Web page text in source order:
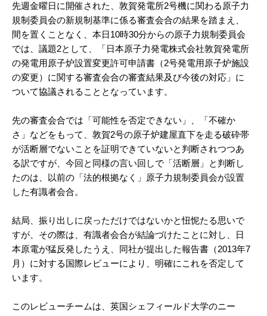
先週金曜日に開催された、敦賀発電所2号機に関わる原子力
規制委員会の新規制基準に係る審査会合の結果を踏まえ、
間を置くことなく、本日10時30分からの原子力規制委員会
では、議題2として、「日本原子力発電株式会社敦賀発電所
の発電用原子炉設置変更許可申請書（2号発電用原子炉施設
の変更）に関する審査会合の審査結果及び今後の対応」に
ついて協議されることとなっています。
先の審査会合では「可能性を否定できない」、「不確か
さ」などをもって、敦賀2号の原子炉建屋直下を走る破砕帯
が活断層でないことを証明できていないと判断されつつあ
る訳ですが、今回と同様の言い回しで「活断層」と判断し
たのは、以前の「法的根拠なく」原子力規制委員会が設置
した有識者会合。
結局、振り出しに戻っただけではないかと忸怩たる思いで
すが、その際は、有識者会合が結論づけたことに対し、日
本原電が猛反発したうえ、同社が提出した報告書（2013年7
月）に対する国際レビューにより、明確にこれを否定して
います。
このレビューチームは、英国シェフィールド大学のニー